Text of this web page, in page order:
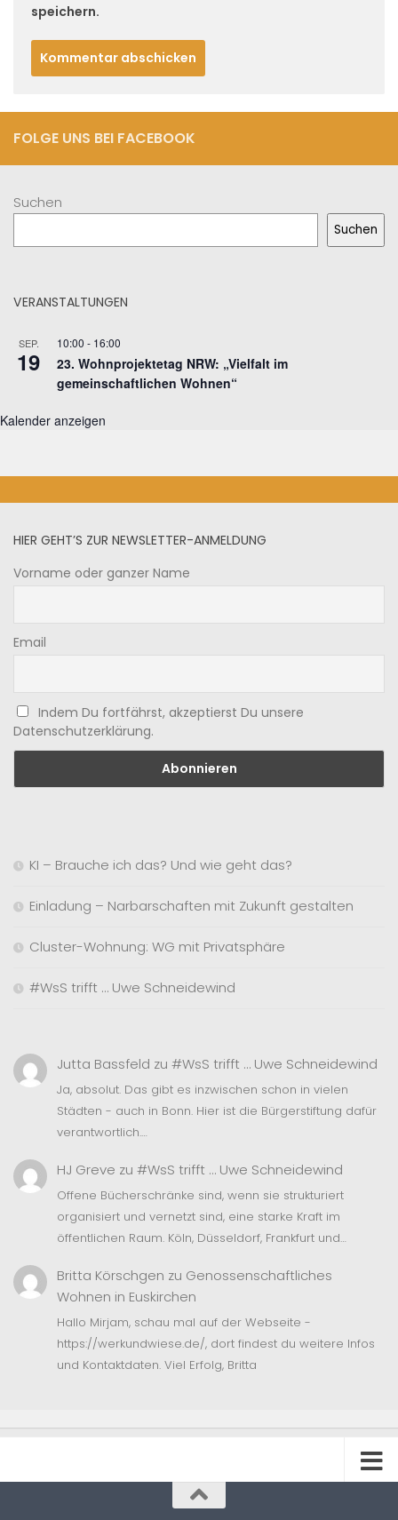
speichern.
FOLGE UNS BEI FACEBOOK
Suchen
Suchen
VERANSTALTUNGEN
SEP.
19
10:00 - 16:00
23. Wohnprojektetag NRW: „Vielfalt im
gemeinschaftlichen Wohnen“
Kalender anzeigen
HIER GEHT’S ZUR NEWSLETTER-ANMELDUNG
Vorname oder ganzer Name
Email
Indem Du fortfährst, akzeptierst Du unsere
Datenschutzerklärung.
KI – Brauche ich das? Und wie geht das?
Einladung – Narbarschaften mit Zukunft gestalten
Cluster-Wohnung: WG mit Privatsphäre
#WsS trifft … Uwe Schneidewind
Jutta Bassfeld zu #WsS trifft … Uwe Schneidewind
Ja, absolut. Das gibt es inzwischen schon in vielen
Städten - auch in Bonn. Hier ist die Bürgerstiftung dafür
verantwortlich.…
HJ Greve zu #WsS trifft … Uwe Schneidewind
Offene Bücherschränke sind, wenn sie strukturiert
organisiert und vernetzt sind, eine starke Kraft im
öffentlichen Raum. Köln, Düsseldorf, Frankfurt und…
Britta Körschgen zu Genossenschaftliches
Wohnen in Euskirchen
Hallo Mirjam, schau mal auf der Webseite -
https://werkundwiese.de/, dort findest du weitere Infos
und Kontaktdaten. Viel Erfolg, Britta